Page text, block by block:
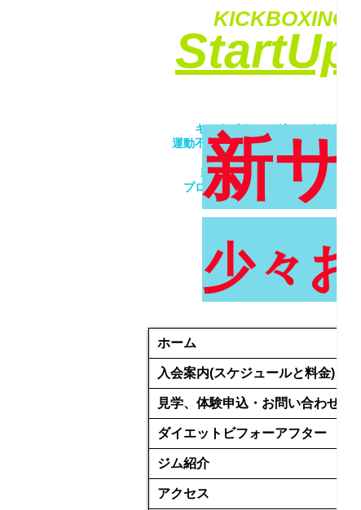
ホーム
入会案内(スケジュールと料金)
見学、体験申込・お問い合わせ
ダイエットビフォーアフター
ジム紹介
アクセス
​キックボクシングでエクササイズ
運動不足解消・ダイエット・ストレ
​女性・未経験者歓迎！！
親子で一緒にトレーニング！！
プロが優しく丁寧に指導致します
新
少々